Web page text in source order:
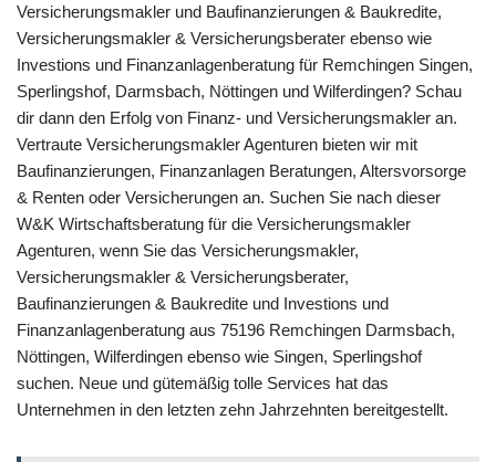
Versicherungsmakler und Baufinanzierungen & Baukredite,
Versicherungsmakler & Versicherungsberater ebenso wie
Investions und Finanzanlagenberatung für Remchingen Singen,
Sperlingshof, Darmsbach, Nöttingen und Wilferdingen? Schau
dir dann den Erfolg von Finanz- und Versicherungsmakler an.
Vertraute Versicherungsmakler Agenturen bieten wir mit
Baufinanzierungen, Finanzanlagen Beratungen, Altersvorsorge
& Renten oder Versicherungen an. Suchen Sie nach dieser
W&K Wirtschaftsberatung für die Versicherungsmakler
Agenturen, wenn Sie das Versicherungsmakler,
Versicherungsmakler & Versicherungsberater,
Baufinanzierungen & Baukredite und Investions und
Finanzanlagenberatung aus 75196 Remchingen Darmsbach,
Nöttingen, Wilferdingen ebenso wie Singen, Sperlingshof
suchen. Neue und gütemäßig tolle Services hat das
Unternehmen in den letzten zehn Jahrzehnten bereitgestellt.